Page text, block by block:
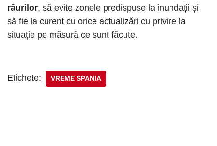
râurilor, să evite zonele predispuse la inundații și
să fie la curent cu orice actualizări cu privire la
situație pe măsură ce sunt făcute.
Etichete: VREME SPANIA